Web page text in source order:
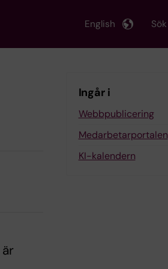
Sök
English
Ingår i
Webbpublicering
Medarbetarportalen
KI-kalendern